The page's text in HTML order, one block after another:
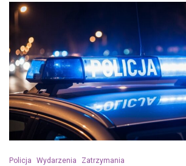
Policja Wydarzenia Zatrzymania